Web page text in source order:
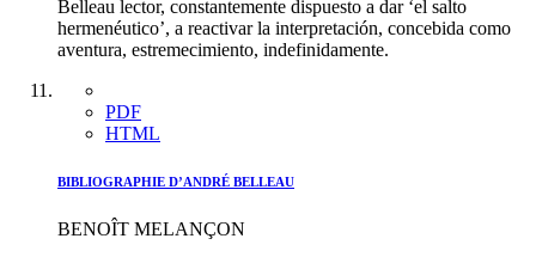
Belleau lector, constantemente dispuesto a dar ‘el salto
hermenéutico’, a reactivar la interpretación, concebida como
aventura, estremecimiento, indefinidamente.
PDF
HTML
BIBLIOGRAPHIE D’ANDRÉ BELLEAU
BENOÎT MELANÇON